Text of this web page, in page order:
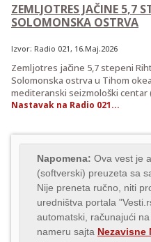
ZEMLJOTRES JAČINE 5,7
SOLOMONSKA OSTRVA
Izvor: Radio 021 , 16.Maj.2026
Zemljotres jačine 5,7 stepeni
Solomonska ostrva u Tihom
mediteranski seizmološki centar
Nastavak na Radio 021...
Napomena: Ova vest je
(softverski) preuzeta sa
Nije preneta ručno, niti
uredništva portala
automatski, računajući
nameru sajta Nezavisne